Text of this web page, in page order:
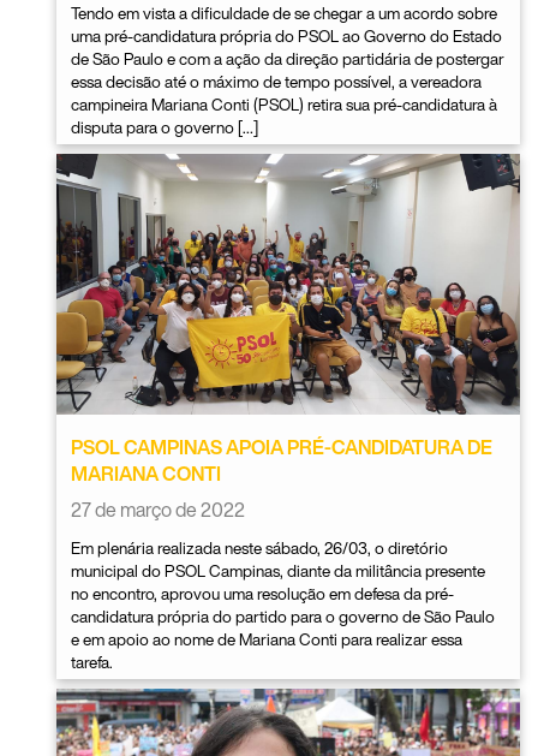
Tendo em vista a dificuldade de se chegar a um acordo sobre
uma pré-candidatura própria do PSOL ao Governo do Estado
de São Paulo e com a ação da direção partidária de postergar
essa decisão até o máximo de tempo possível, a vereadora
campineira Mariana Conti (PSOL) retira sua pré-candidatura à
disputa para o governo […]
PSOL CAMPINAS APOIA PRÉ-CANDIDATURA DE
MARIANA CONTI
27 de março de 2022
Em plenária realizada neste sábado, 26/03, o diretório
municipal do PSOL Campinas, diante da militância presente
no encontro, aprovou uma resolução em defesa da pré-
candidatura própria do partido para o governo de São Paulo
e em apoio ao nome de Mariana Conti para realizar essa
tarefa.